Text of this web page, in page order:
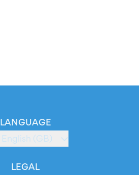
LANGUAGE
English (GB)
LEGAL